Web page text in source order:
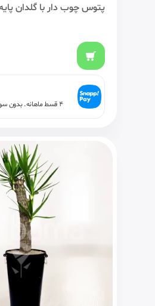
پتوس چوب دار با گلدان
۴ قسط ماهانه. بدون سود، چک و ضامن.